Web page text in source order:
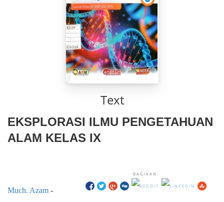
Text
EKSPLORASI ILMU PENGETAHUAN
ALAM KELAS IX
BAGIKAN:
Much. Azam -